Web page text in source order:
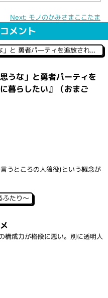
Next: モノのかみさまここたま
メント
「お前ごときが魔王に勝てると思うな」と 勇者パ―ティを追放されたので、王都で気ままに暮らしたい
うな」と勇者パーティを
暮らしたい』（おまご
うところの人狼役)という概念が
ふたり～
構成力が格段に悪い。別に透明人